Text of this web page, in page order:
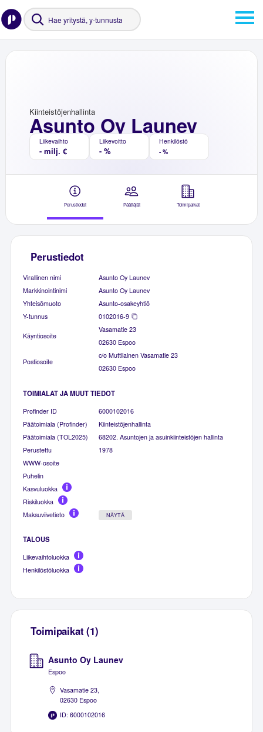
Asunto Oy Launev
Kiinteistöjenhallinta
Liikevaihto
- milj. €
Liikevoitto
- %
Henkilöstö
- %
Perustiedot Päättäjät Toimipaikat
Perustiedot
Virallinen nimi
Asunto Oy Launev
Markkinointinimi
Asunto Oy Launev
Yhteisömuoto
Asunto-osakeyhtiö
Y-tunnus
0102016-9
Käyntiosoite
Vasamatie 23
02630 Espoo
Postiosoite
c/o Muttilainen Vasamatie 23
02630 Espoo
TOIMIALAT JA MUUT TIEDOT
Profinder ID
6000102016
Päätoimiala (Profinder)
Kiinteistöjenhallinta
Päätoimiala (TOL2025)
68202. Asuntojen ja asuinkiinteistöjen hallinta
Perustettu
1978
WWW-osoite
Puhelin
Kasvuluokka
Riskiluokka
Maksuviivetieto
NÄYTÄ
TALOUS
Liikevaihtoluokka
Henkilöstöluokka
Toimipaikat (1)
Asunto Oy Launev
Espoo
Vasamatie 23,
02630 Espoo
ID: 6000102016